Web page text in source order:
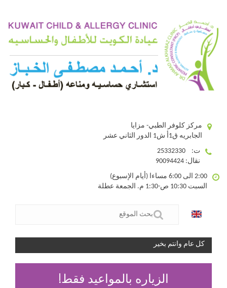
مركز كلوفر الطبي- مزايا
الجابريه ق1أ ش1 الدور الثاني عشر
ت: 25332330
نقال: 90094424
2:00 الى 6:00 مساءا (أيام الإسبوع)
السبت 10:30 ص-1:30 م. الجمعة عطلة
كل عام وانتم بخير
الزياره بالمواعيد فقط!